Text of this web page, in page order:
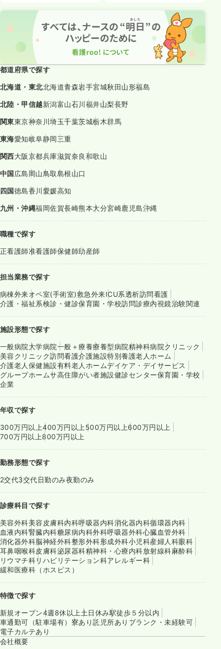
都道府県で探す
北海道・東北北海道青森岩手宮城秋田 山形福島
北陸・甲信越新潟富山石川 福井山梨長野
関東東京神奈川埼玉千葉茨城栃木群馬
東海愛知岐阜静岡三重
関西大阪京都兵庫滋賀奈良和歌山
中国 広島 岡山鳥取島根山口
四国徳島香川 愛媛高知
九州・沖縄福岡佐賀長崎熊本大分宮崎鹿児島沖縄
職種で探す
正看護師准看護師保健師助産師
担当業務で探す
病棟外来オペ室(手術室)救急外来ICU系透析訪問看護
介護・福祉系検診・健診保育園・学校訪問診療内視鏡治験関連
施設形態で探す
一般病院大学病院一般＋療養療養型病院精神科病院クリニック
美容クリニック訪問看護介護施設特別養護老人ホーム
介護老人保健施設有料老人ホームデイケア・デイサービス
グループホームサ高住障がい者施設健診センター保育園・学校
企業
年収で探す
300万円以上400万円以上500万円以上600万円以上
700万円以上800万円以上
勤務形態で探す
2交代3交代日勤のみ夜勤のみ
診療科目で探す
美容外科美容皮膚科内科呼吸器内科消化器内科循環器内科
血液内科腎臓内科糖尿病内科外科呼吸器外科心臓血管外科
消化器外科脳神経外科整形外科形成外科小児科産婦人科眼科
耳鼻咽喉科皮膚科泌尿器科精神科・心療内科放射線科麻酔科
リウマチ科リハビリテーション科アレルギー科
緩和医療科（ホスピス）
特徴で探す
新規オープン4週8休以上土日休み駅徒歩５分以内
車通勤可（駐車場有） 寮あり託児所あり ブランク・未経験可
電子カルテあり
会社概要